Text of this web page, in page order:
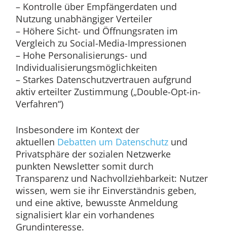
– Kontrolle über Empfängerdaten und
Nutzung unabhängiger Verteiler
– Höhere Sicht- und Öffnungsraten im
Vergleich zu Social-Media-Impressionen
– Hohe Personalisierungs- und
Individualisierungsmöglichkeiten
– Starkes Datenschutzvertrauen aufgrund
aktiv erteilter Zustimmung („Double-Opt-in-
Verfahren“)
Insbesondere im Kontext der
aktuellen Debatten um Datenschutzund
Privatsphäre der sozialen Netzwerke
punkten Newsletter somit durch
Transparenz und Nachvollziehbarkeit: Nutzer
wissen, wem sie ihr Einverständnis geben,
und eine aktive, bewusste Anmeldung
signalisiert klar ein vorhandenes
Grundinteresse.